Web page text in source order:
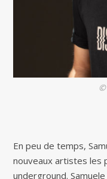
©
En peu de temps,
nouveaux artistes les
underground.